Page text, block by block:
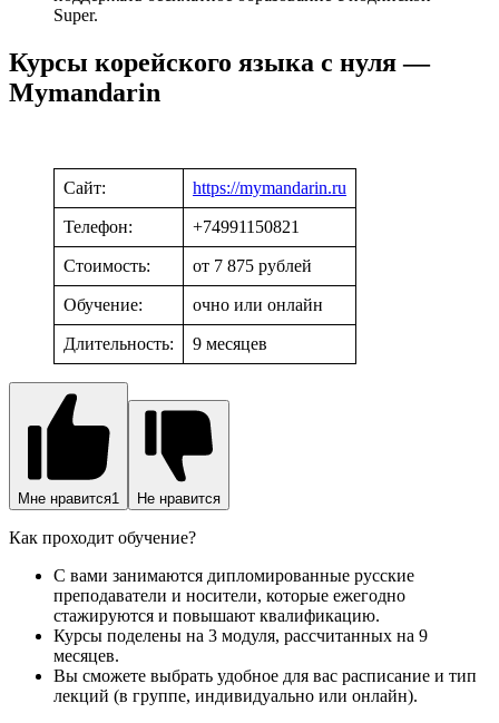
Super.
Курсы корейского языка с нуля —
Mymandarin
Сайт: https://mymandarin.ru
Телефон: +74991150821
Стоимость: от 7 875 рублей
Обучение: очно или онлайн
Длительность: 9 месяцев
Мне нравится1 Не нравится
Как проходит обучение?
С вами занимаются дипломированные русские
преподаватели и носители, которые ежегодно
стажируются и повышают квалификацию.
Курсы поделены на 3 модуля, рассчитанных на 9
месяцев.
Вы сможете выбрать удобное для вас расписание и тип
лекций (в группе, индивидуально или онлайн).